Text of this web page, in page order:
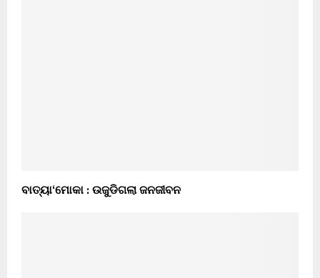
ବାତ୍ୟା‘ମୋକା : ଉଜୁଡିଗଲା ଜନଜୀବନ